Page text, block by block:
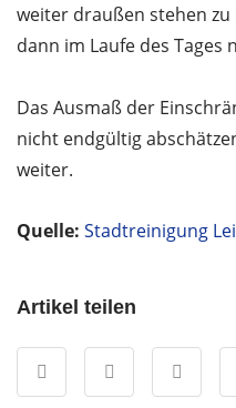
weiter draußen stehen zu
dann im Laufe des Tages
Das Ausmaß der
nicht endgültig
weiter.
Quelle: Stadtreinigung
Artikel teilen